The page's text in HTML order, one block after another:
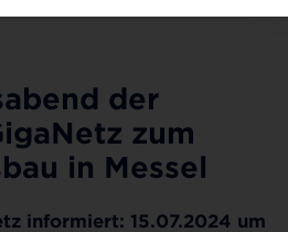
der
zum
in Messel
informiert: 15.07.2024 um